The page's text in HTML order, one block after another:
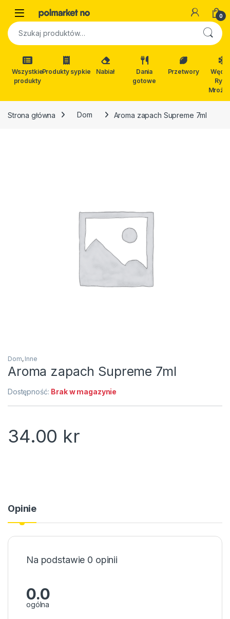
Open 0
Szukaj:
Wszystkie
produkty
Produkty sypkie Nabiał
Dania
gotowe
Przetwory
Ryby
Strona główna Dom Aroma zapach Supreme 7ml
Dom, Inne
Aroma zapach Supreme 7ml
Dostępność: Brak w magazynie
34.00 kr
Opinie
Na podstawie 0 opinii
0.0
ogólna